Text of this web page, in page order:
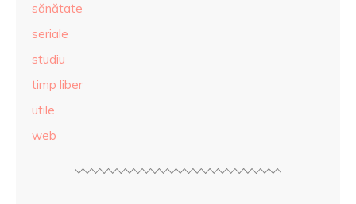
sănătate
seriale
studiu
timp liber
utile
web